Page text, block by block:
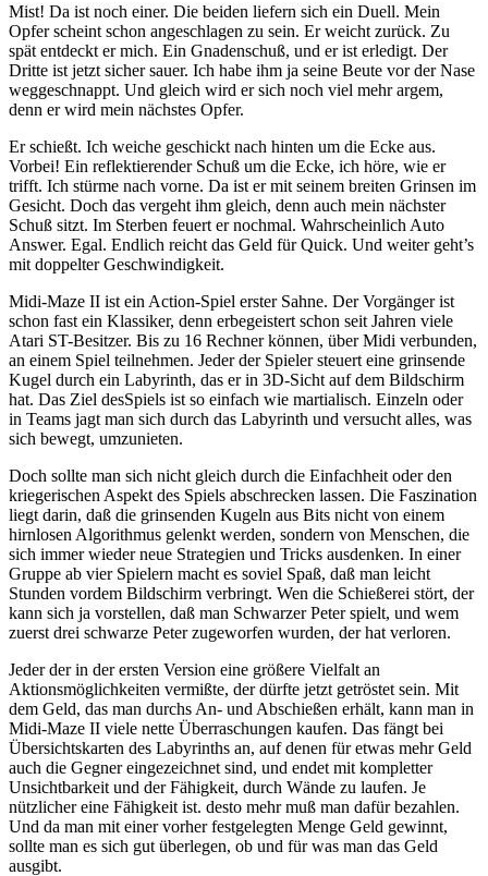
Mist! Da ist noch einer. Die beiden liefern sich ein Duell. Mein
Opfer scheint schon angeschlagen zu sein. Er weicht zurück. Zu
spät entdeckt er mich. Ein Gnadenschuß, und er ist erledigt. Der
Dritte ist jetzt sicher sauer. Ich habe ihm ja seine Beute vor der Nase
weggeschnappt. Und gleich wird er sich noch viel mehr argem,
denn er wird mein nächstes Opfer.
Er schießt. Ich weiche geschickt nach hinten um die Ecke aus.
Vorbei! Ein reflektierender Schuß um die Ecke, ich höre, wie er
trifft. Ich stürme nach vorne. Da ist er mit seinem breiten Grinsen im
Gesicht. Doch das vergeht ihm gleich, denn auch mein nächster
Schuß sitzt. Im Sterben feuert er nochmal. Wahrscheinlich Auto
Answer. Egal. Endlich reicht das Geld für Quick. Und weiter geht’s
mit doppelter Geschwindigkeit.
Midi-Maze II ist ein Action-Spiel erster Sahne. Der Vorgänger ist
schon fast ein Klassiker, denn erbegeistert schon seit Jahren viele
Atari ST-Besitzer. Bis zu 16 Rechner können, über Midi verbunden,
an einem Spiel teilnehmen. Jeder der Spieler steuert eine grinsende
Kugel durch ein Labyrinth, das er in 3D-Sicht auf dem Bildschirm
hat. Das Ziel desSpiels ist so einfach wie martialisch. Einzeln oder
in Teams jagt man sich durch das Labyrinth und versucht alles, was
sich bewegt, umzunieten.
Doch sollte man sich nicht gleich durch die Einfachheit oder den
kriegerischen Aspekt des Spiels abschrecken lassen. Die Faszination
liegt darin, daß die grinsenden Kugeln aus Bits nicht von einem
hirnlosen Algorithmus gelenkt werden, sondern von Menschen, die
sich immer wieder neue Strategien und Tricks ausdenken. In einer
Gruppe ab vier Spielern macht es soviel Spaß, daß man leicht
Stunden vordem Bildschirm verbringt. Wen die Schießerei stört, der
kann sich ja vorstellen, daß man Schwarzer Peter spielt, und wem
zuerst drei schwarze Peter zugeworfen wurden, der hat verloren.
Jeder der in der ersten Version eine größere Vielfalt an
Aktionsmöglichkeiten vermißte, der dürfte jetzt getröstet sein. Mit
dem Geld, das man durchs An- und Abschießen erhält, kann man in
Midi-Maze II viele nette Überraschungen kaufen. Das fängt bei
Übersichtskarten des Labyrinths an, auf denen für etwas mehr Geld
auch die Gegner eingezeichnet sind, und endet mit kompletter
Unsichtbarkeit und der Fähigkeit, durch Wände zu laufen. Je
nützlicher eine Fähigkeit ist. desto mehr muß man dafür bezahlen.
Und da man mit einer vorher festgelegten Menge Geld gewinnt,
sollte man es sich gut überlegen, ob und für was man das Geld
ausgibt.